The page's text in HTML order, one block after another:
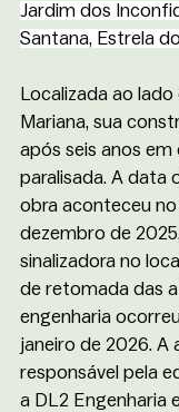
Jardim dos
Santana, Estrela
Localizada ao
Mariana, sua
após seis anos em
paralisada. A data
obra aconteceu
dezembro de
sinalizadora no
de retomada das
engenharia
janeiro de 2026. A
responsável pela
a DL2 Engenharia